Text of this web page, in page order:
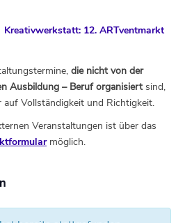
Kreativwerkstatt: 12. ARTventmarkt
die nicht von der
Ausbildung – Beruf organisiertsind,
Vollständigkeit und Richtigkeit.
Veranstaltungen ist über das
möglich.